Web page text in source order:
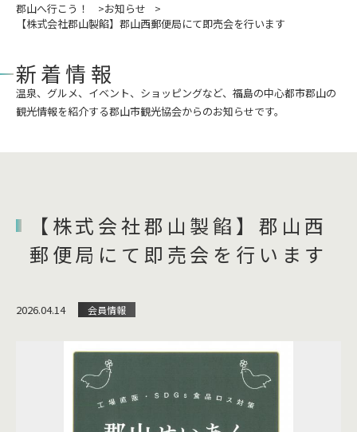
郡山へ行こう！
お知らせ
【株式会社郡山製餡】郡山西郵便局にて即売会を行います
新着情報
温泉、グルメ、イベント、ショッピングなど、福島の中心都市郡山の
観光情報を紹介する郡山市観光協会からのお知らせです。
【株式会社郡山製餡】郡山西
郵便局にて即売会を行います
2026.04.14 会員情報